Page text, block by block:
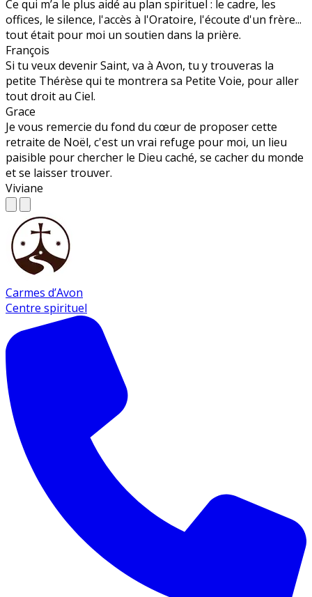
Ce qui m’a le plus aidé au plan spirituel : le cadre, les
offices, le silence, l'accès à l'Oratoire, l'écoute d'un frère...
tout était pour moi un soutien dans la prière.
François
Si tu veux devenir Saint, va à Avon, tu y trouveras la
petite Thérèse qui te montrera sa Petite Voie, pour aller
tout droit au Ciel.
Grace
Je vous remercie du fond du cœur de proposer cette
retraite de Noël, c'est un vrai refuge pour moi, un lieu
paisible pour chercher le Dieu caché, se cacher du monde
et se laisser trouver.
Viviane
Carmes d’Avon
Centre spirituel